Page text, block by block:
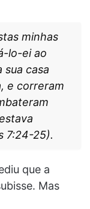
minhas
lo-ei ao
casa
e correram
7:24-25).
que a
Mas